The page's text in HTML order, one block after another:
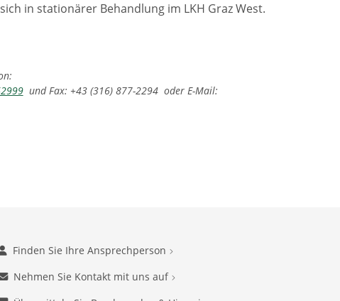
in stationärer Behandlung im LKH Graz West.
und Fax: +43 (316) 877-2294 oder E-Mail:
Finden Sie Ihre Ansprechperson
Nehmen Sie Kontakt mit uns auf